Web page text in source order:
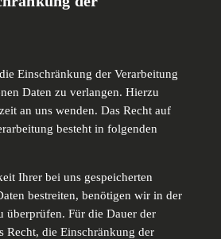
Einschränkung der Verarbeitung
Daten zu verlangen. Hierzu
an uns wenden. Das Recht auf
besteht in folgenden
Ihrer bei uns gespeicherten
bestreiten, benötigen wir in der
überprüfen. Für die Dauer der
Recht, die Einschränkung der